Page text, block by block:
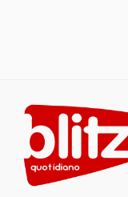
content